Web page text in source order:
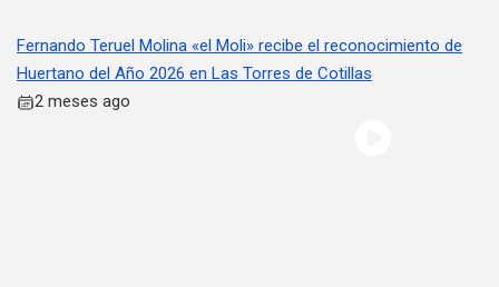
Fernando Teruel Molina «el Moli» recibe el reconocimiento de
Huertano del Año 2026 en Las Torres de Cotillas
2 meses ago